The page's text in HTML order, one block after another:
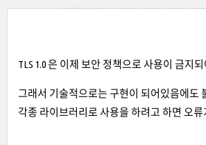
TLS 1.0 은 이제 보안 정책으로 사용이 금지
그래서 기술적으로는 구현이 되어있음에도
각종 라이브러리로 사용을 하려고 하면 오류